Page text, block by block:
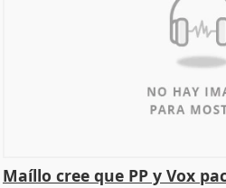
Maíllo cree que PP y Vox